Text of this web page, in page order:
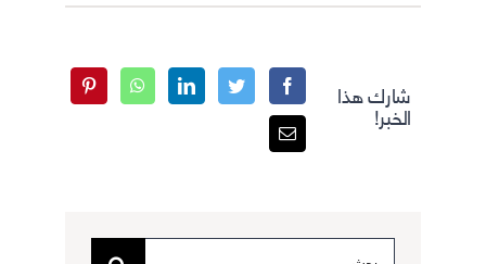
شارك هذا
الخبر!
البحث